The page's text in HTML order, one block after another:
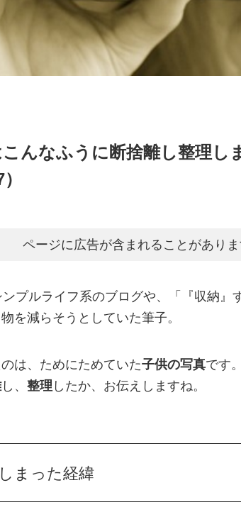
んなふうに断捨離し整理し
ページに広告が含まれることがありま
プルライフ系のブログや、「『収納』
を減らそうとしていた筆子。
は、ためにためていた子供の写真です
し、 整理 したか、お伝えしますね。
まった経緯